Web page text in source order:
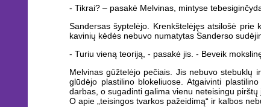
- Tikrai? – pasakė Melvinas, mintyse
Sandersas šyptelėjo. Krenkštelėjęs atsilošė
kavinių kėdės nebuvo numatytas Sanderso
- Turiu vieną teoriją, - pasakė jis. - Beveik
Melvinas gūžtelėjo pečiais. Jis nebuvo stebuklų
glūdėjo plastilino blokeliuose. Atgaivinti
darbas, o sugadinti galima vienu neteisingu
O apie „teisingos tvarkos pažeidimą“ ir kalbos